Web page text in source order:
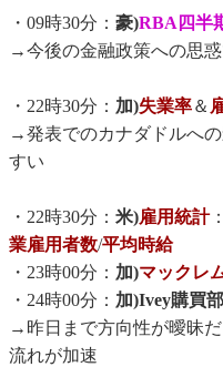
・09時30分： 豪)RBA四半
→今後の金融政策への思
・22時30分： 加)失業率＆
→発表でのカナダドルへ
すい
・22時30分： 米)雇用統計：
業雇用者数/平均時給
・23時00分： 加)マックレ
・24時00分： 加)Ivey購買
→昨日まで方向性が曖昧
流れが加速